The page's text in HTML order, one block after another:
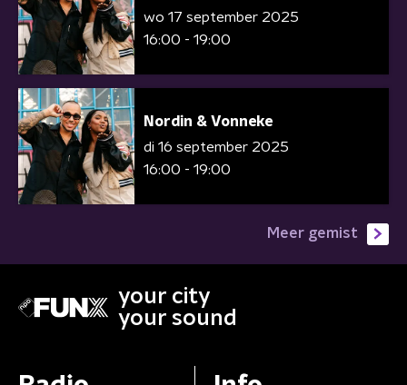
wo 17 september 2025
16:00 - 19:00
Nordin & Vonneke
di 16 september 2025
16:00 - 19:00
Meer gemist
your city
your sound